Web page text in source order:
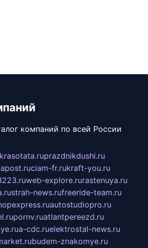
компаний по всей России
krasotata.ruprazdnikdushi.ru
ciam-fr.rukraft-you.ru
web-explore.rurastenuya.ru
strah-news.rufreeride-team.ru
autostudiopro.ru
pornv.ruatlantpereezd.ru
a-cdc.ruelektrostal-news.ru
budem-znakomye.ru